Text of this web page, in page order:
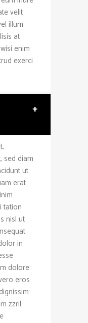
velit
illum
at
enim
exerci
+
sed diam
ut
erat
tation
nisl ut
in
dolore
eros
zzril